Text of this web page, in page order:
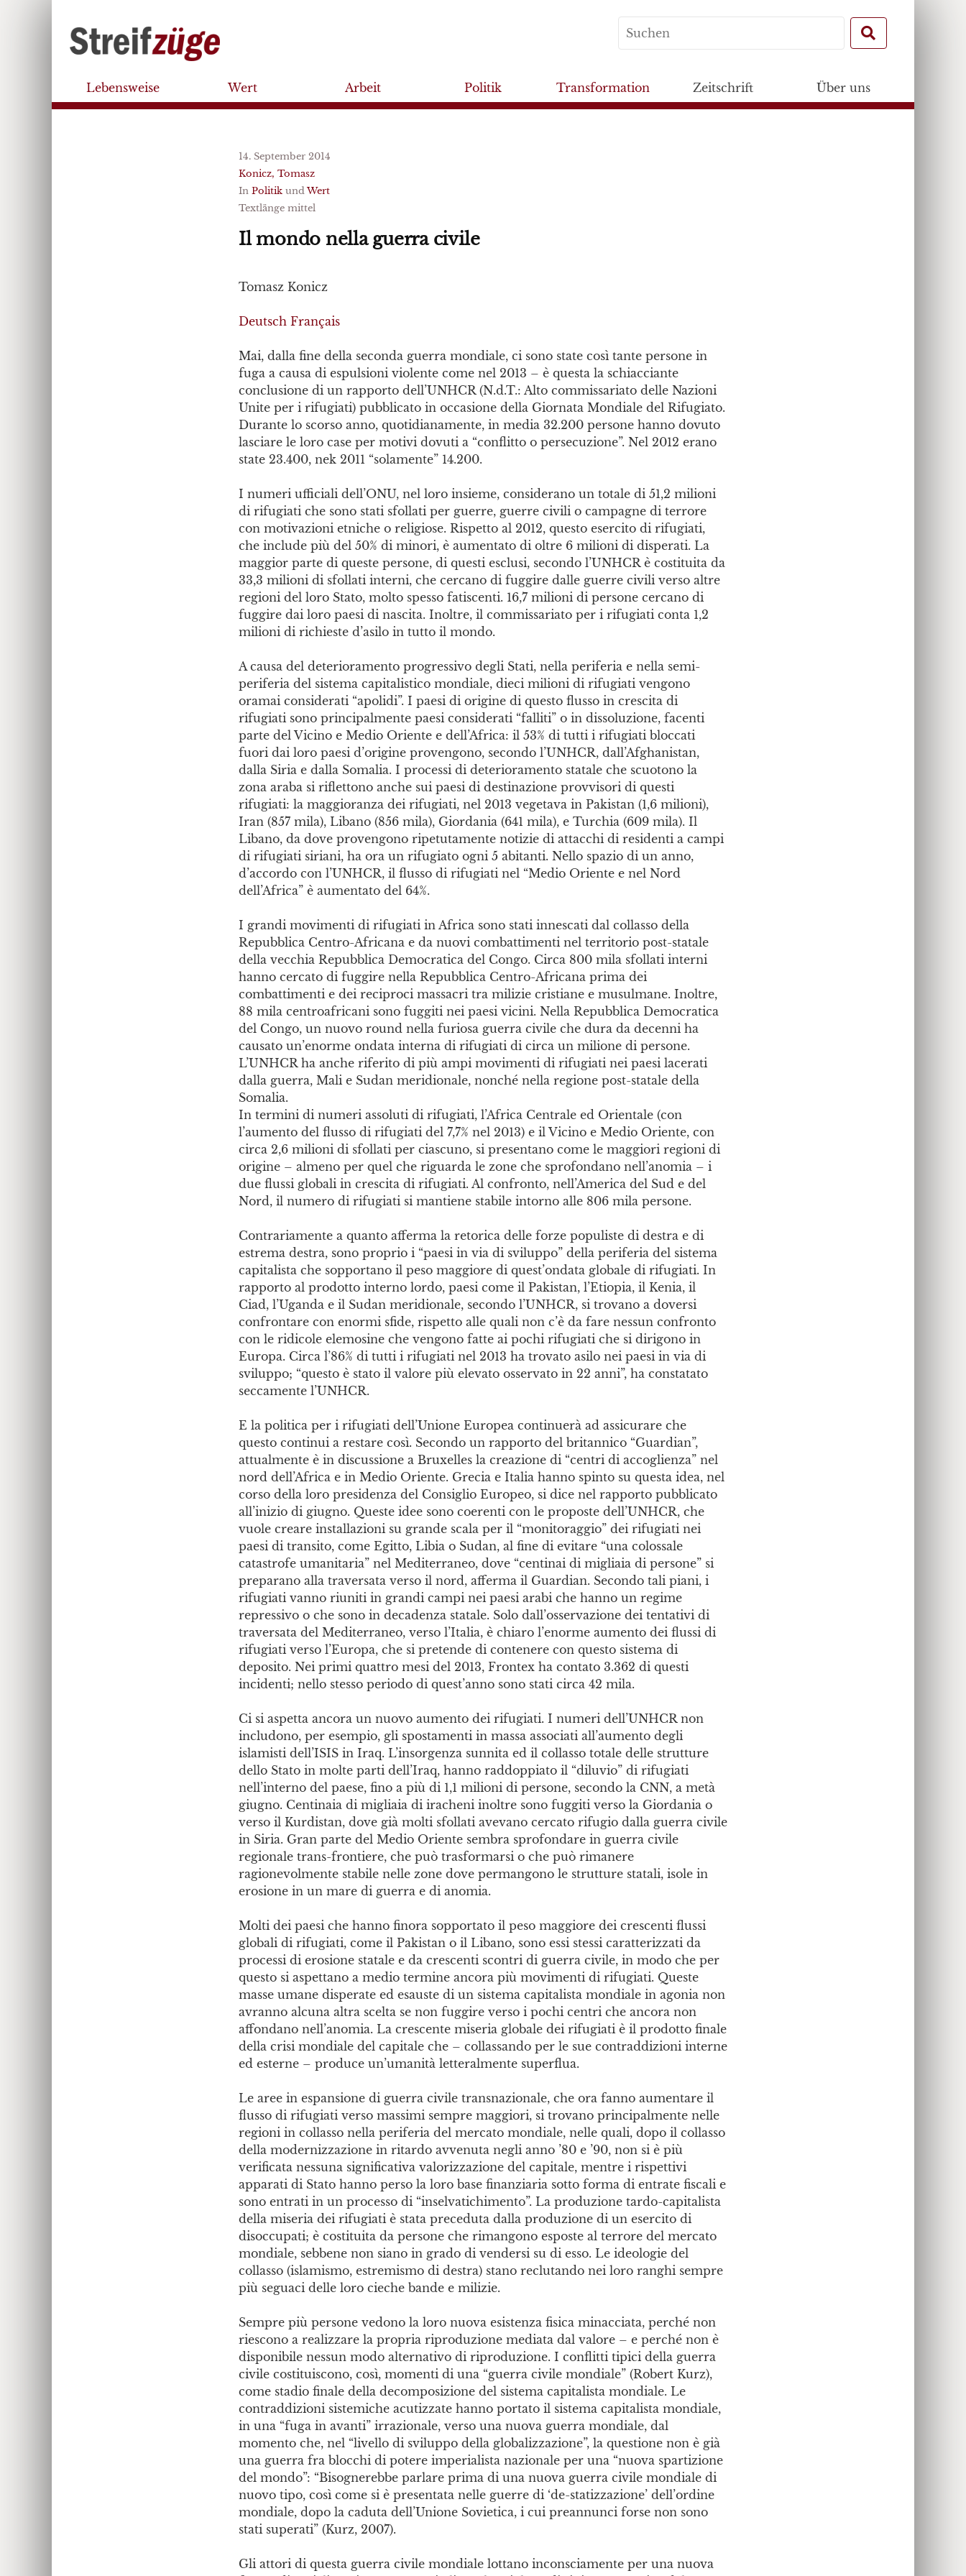
Lebensweise Wert Arbeit Politik Transformation Zeitschrift Über uns
14. September 2014
Konicz, Tomasz
In Politik undWert
Textlänge mittel
Il mondo nella guerra civile
Tomasz Konicz
Deutsch Français
Mai, dalla fine della seconda guerra mondiale, ci sono state così tante persone in
fuga a causa di espulsioni violente come nel 2013 – è questa la schiacciante
conclusione di un rapporto dell’UNHCR (N.d.T.: Alto commissariato delle Nazioni
Unite per i rifugiati) pubblicato in occasione della Giornata Mondiale del Rifugiato.
Durante lo scorso anno, quotidianamente, in media 32.200 persone hanno dovuto
lasciare le loro case per motivi dovuti a “conflitto o persecuzione”. Nel 2012 erano
state 23.400, nek 2011 “solamente” 14.200.
I numeri ufficiali dell’ONU, nel loro insieme, considerano un totale di 51,2 milioni
di rifugiati che sono stati sfollati per guerre, guerre civili o campagne di terrore
con motivazioni etniche o religiose. Rispetto al 2012, questo esercito di rifugiati,
che include più del 50% di minori, è aumentato di oltre 6 milioni di disperati. La
maggior parte di queste persone, di questi esclusi, secondo l’UNHCR è costituita da
33,3 milioni di sfollati interni, che cercano di fuggire dalle guerre civili verso altre
regioni del loro Stato, molto spesso fatiscenti. 16,7 milioni di persone cercano di
fuggire dai loro paesi di nascita. Inoltre, il commissariato per i rifugiati conta 1,2
milioni di richieste d’asilo in tutto il mondo.
A causa del deterioramento progressivo degli Stati, nella periferia e nella semi-
periferia del sistema capitalistico mondiale, dieci milioni di rifugiati vengono
oramai considerati “apolidi”. I paesi di origine di questo flusso in crescita di
rifugiati sono principalmente paesi considerati “falliti” o in dissoluzione, facenti
parte del Vicino e Medio Oriente e dell’Africa: il 53% di tutti i rifugiati bloccati
fuori dai loro paesi d’origine provengono, secondo l’UNHCR, dall’Afghanistan,
dalla Siria e dalla Somalia. I processi di deterioramento statale che scuotono la
zona araba si riflettono anche sui paesi di destinazione provvisori di questi
rifugiati: la maggioranza dei rifugiati, nel 2013 vegetava in Pakistan (1,6 milioni),
Iran (857 mila), Libano (856 mila), Giordania (641 mila), e Turchia (609 mila). Il
Libano, da dove provengono ripetutamente notizie di attacchi di residenti a campi
di rifugiati siriani, ha ora un rifugiato ogni 5 abitanti. Nello spazio di un anno,
d’accordo con l’UNHCR, il flusso di rifugiati nel “Medio Oriente e nel Nord
dell’Africa” è aumentato del 64%.
I grandi movimenti di rifugiati in Africa sono stati innescati dal collasso della
Repubblica Centro-Africana e da nuovi combattimenti nel territorio post-statale
della vecchia Repubblica Democratica del Congo. Circa 800 mila sfollati interni
hanno cercato di fuggire nella Repubblica Centro-Africana prima dei
combattimenti e dei reciproci massacri tra milizie cristiane e musulmane. Inoltre,
88 mila centroafricani sono fuggiti nei paesi vicini. Nella Repubblica Democratica
del Congo, un nuovo round nella furiosa guerra civile che dura da decenni ha
causato un’enorme ondata interna di rifugiati di circa un milione di persone.
L’UNHCR ha anche riferito di più ampi movimenti di rifugiati nei paesi lacerati
dalla guerra, Mali e Sudan meridionale, nonché nella regione post-statale della
Somalia.
In termini di numeri assoluti di rifugiati, l’Africa Centrale ed Orientale (con
l’aumento del flusso di rifugiati del 7,7% nel 2013) e il Vicino e Medio Oriente, con
circa 2,6 milioni di sfollati per ciascuno, si presentano come le maggiori regioni di
origine – almeno per quel che riguarda le zone che sprofondano nell’anomia – i
due flussi globali in crescita di rifugiati. Al confronto, nell’America del Sud e del
Nord, il numero di rifugiati si mantiene stabile intorno alle 806 mila persone.
Contrariamente a quanto afferma la retorica delle forze populiste di destra e di
estrema destra, sono proprio i “paesi in via di sviluppo” della periferia del sistema
capitalista che sopportano il peso maggiore di quest’ondata globale di rifugiati. In
rapporto al prodotto interno lordo, paesi come il Pakistan, l’Etiopia, il Kenia, il
Ciad, l’Uganda e il Sudan meridionale, secondo l’UNHCR, si trovano a doversi
confrontare con enormi sfide, rispetto alle quali non c’è da fare nessun confronto
con le ridicole elemosine che vengono fatte ai pochi rifugiati che si dirigono in
Europa. Circa l’86% di tutti i rifugiati nel 2013 ha trovato asilo nei paesi in via di
sviluppo; “questo è stato il valore più elevato osservato in 22 anni”, ha constatato
seccamente l’UNHCR.
E la politica per i rifugiati dell’Unione Europea continuerà ad assicurare che
questo continui a restare così. Secondo un rapporto del britannico “Guardian”,
attualmente è in discussione a Bruxelles la creazione di “centri di accoglienza” nel
nord dell’Africa e in Medio Oriente. Grecia e Italia hanno spinto su questa idea, nel
corso della loro presidenza del Consiglio Europeo, si dice nel rapporto pubblicato
all’inizio di giugno. Queste idee sono coerenti con le proposte dell’UNHCR, che
vuole creare installazioni su grande scala per il “monitoraggio” dei rifugiati nei
paesi di transito, come Egitto, Libia o Sudan, al fine di evitare “una colossale
catastrofe umanitaria” nel Mediterraneo, dove “centinai di migliaia di persone” si
preparano alla traversata verso il nord, afferma il Guardian. Secondo tali piani, i
rifugiati vanno riuniti in grandi campi nei paesi arabi che hanno un regime
repressivo o che sono in decadenza statale. Solo dall’osservazione dei tentativi di
traversata del Mediterraneo, verso l’Italia, è chiaro l’enorme aumento dei flussi di
rifugiati verso l’Europa, che si pretende di contenere con questo sistema di
deposito. Nei primi quattro mesi del 2013, Frontex ha contato 3.362 di questi
incidenti; nello stesso periodo di quest’anno sono stati circa 42 mila.
Ci si aspetta ancora un nuovo aumento dei rifugiati. I numeri dell’UNHCR non
includono, per esempio, gli spostamenti in massa associati all’aumento degli
islamisti dell’ISIS in Iraq. L’insorgenza sunnita ed il collasso totale delle strutture
dello Stato in molte parti dell’Iraq, hanno raddoppiato il “diluvio” di rifugiati
nell’interno del paese, fino a più di 1,1 milioni di persone, secondo la CNN, a metà
giugno. Centinaia di migliaia di iracheni inoltre sono fuggiti verso la Giordania o
verso il Kurdistan, dove già molti sfollati avevano cercato rifugio dalla guerra civile
in Siria. Gran parte del Medio Oriente sembra sprofondare in guerra civile
regionale trans-frontiere, che può trasformarsi o che può rimanere
ragionevolmente stabile nelle zone dove permangono le strutture statali, isole in
erosione in un mare di guerra e di anomia.
Molti dei paesi che hanno finora sopportato il peso maggiore dei crescenti flussi
globali di rifugiati, come il Pakistan o il Libano, sono essi stessi caratterizzati da
processi di erosione statale e da crescenti scontri di guerra civile, in modo che per
questo si aspettano a medio termine ancora più movimenti di rifugiati. Queste
masse umane disperate ed esauste di un sistema capitalista mondiale in agonia non
avranno alcuna altra scelta se non fuggire verso i pochi centri che ancora non
affondano nell’anomia. La crescente miseria globale dei rifugiati è il prodotto finale
della crisi mondiale del capitale che – collassando per le sue contraddizioni interne
ed esterne – produce un’umanità letteralmente superflua.
Le aree in espansione di guerra civile transnazionale, che ora fanno aumentare il
flusso di rifugiati verso massimi sempre maggiori, si trovano principalmente nelle
regioni in collasso nella periferia del mercato mondiale, nelle quali, dopo il collasso
della modernizzazione in ritardo avvenuta negli anno ’80 e ’90, non si è più
verificata nessuna significativa valorizzazione del capitale, mentre i rispettivi
apparati di Stato hanno perso la loro base finanziaria sotto forma di entrate fiscali e
sono entrati in un processo di “inselvatichimento”. La produzione tardo-capitalista
della miseria dei rifugiati è stata preceduta dalla produzione di un esercito di
disoccupati; è costituita da persone che rimangono esposte al terrore del mercato
mondiale, sebbene non siano in grado di vendersi su di esso. Le ideologie del
collasso (islamismo, estremismo di destra) stano reclutando nei loro ranghi sempre
più seguaci delle loro cieche bande e milizie.
Sempre più persone vedono la loro nuova esistenza fisica minacciata, perché non
riescono a realizzare la propria riproduzione mediata dal valore – e perché non è
disponibile nessun modo alternativo di riproduzione. I conflitti tipici della guerra
civile costituiscono, così, momenti di una “guerra civile mondiale” (Robert Kurz),
come stadio finale della decomposizione del sistema capitalista mondiale. Le
contraddizioni sistemiche acutizzate hanno portato il sistema capitalista mondiale,
in una “fuga in avanti” irrazionale, verso una nuova guerra mondiale, dal
momento che, nel “livello di sviluppo della globalizzazione”, la questione non è già
una guerra fra blocchi di potere imperialista nazionale per una “nuova spartizione
del mondo”: “Bisognerebbe parlare prima di una nuova guerra civile mondiale di
nuovo tipo, così come si è presentata nelle guerre di ‘de-statizzazione’ dell’ordine
mondiale, dopo la caduta dell’Unione Sovietica, i cui preannunci forse non sono
stati superati” (Kurz, 2007).
Gli attori di questa guerra civile mondiale lottano inconsciamente per una nuova